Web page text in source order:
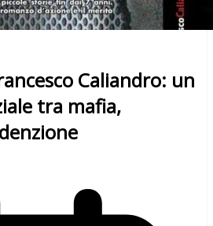
Caliandro: un
tra mafia,